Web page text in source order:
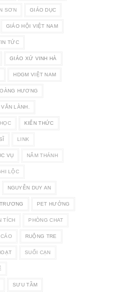
SƠN GIÁO DỤC
GIÁO HỘI VIỆT NAM
TỨC
GIÁO XỨ VINH HÀ
HDGM VIỆT NAM
HƯƠNG
VĂN LÀNH.
KIẾN THỨC
LINK
VỤ NĂM THÁNH
LỘC
NGUYỄN DUY AN
PET HƯỞNG
TÍCH PHÒNG CHAT
RUỘNG TRE
SUỐI CẠN
SƯU TẦM